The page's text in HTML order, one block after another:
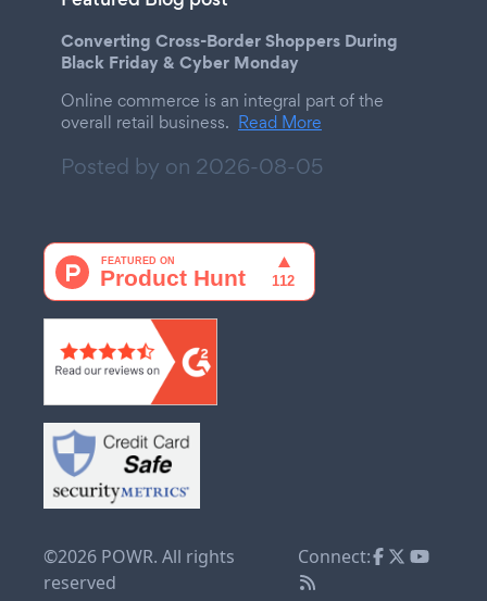
Converting Cross-Border Shoppers During
Black Friday & Cyber Monday
Online commerce is an integral part of the
overall retail business. Read More
Posted by on 2026-08-05
©2026 POWR. All rights
reserved
Connect: